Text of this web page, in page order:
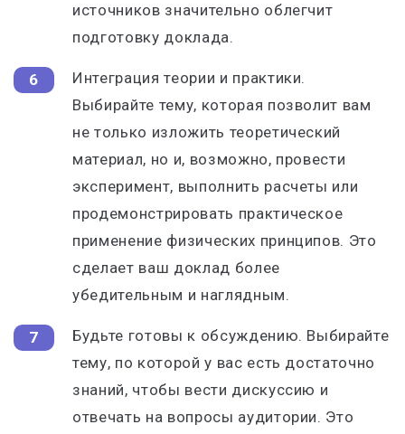
источников значительно облегчит
подготовку доклада.
Интеграция теории и практики.
Выбирайте тему, которая позволит вам
не только изложить теоретический
материал, но и, возможно, провести
эксперимент, выполнить расчеты или
продемонстрировать практическое
применение физических принципов. Это
сделает ваш доклад более
убедительным и наглядным.
Будьте готовы к обсуждению. Выбирайте
тему, по которой у вас есть достаточно
знаний, чтобы вести дискуссию и
отвечать на вопросы аудитории. Это